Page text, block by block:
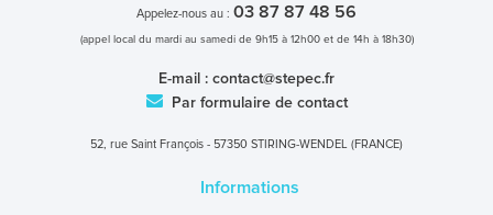
Appelez-nous au : 03 87 87 48 56
(appel local du mardi au samedi de 9h15 à 12h00 et de 14h à 18h30)
E-mail : contact@stepec.fr
Par formulaire de contact
52, rue Saint François - 57350 STIRING-WENDEL (FRANCE)
Informations